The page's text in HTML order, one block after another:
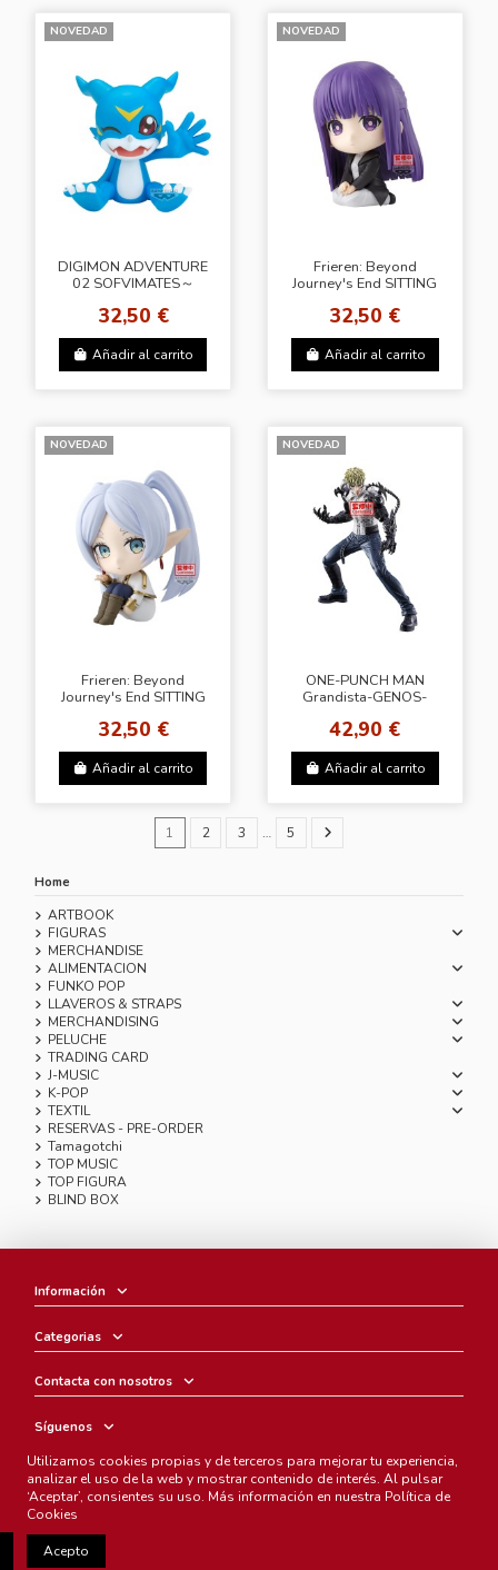
NOVEDAD
DIGIMON ADVENTURE
02 SOFVIMATES～
32,50 €
Añadir al carrito
NOVEDAD
Frieren: Beyond
Journey's End SITTING
32,50 €
Añadir al carrito
NOVEDAD
Frieren: Beyond
Journey's End SITTING
32,50 €
Añadir al carrito
NOVEDAD
ONE-PUNCH MAN
Grandista-GENOS-
42,90 €
Añadir al carrito
1 2 3 … 5
Home
ARTBOOK
FIGURAS
MERCHANDISE
ALIMENTACION
FUNKO POP
LLAVEROS & STRAPS
MERCHANDISING
PELUCHE
TRADING CARD
J-MUSIC
K-POP
TEXTIL
RESERVAS - PRE-ORDER
Tamagotchi
TOP MUSIC
TOP FIGURA
BLIND BOX
Información
Categorias
Contacta con nosotros
Síguenos
Boletín
Chunichi Comics
Utilizamos cookies propias y de terceros para mejorar tu experiencia,
analizar el uso de la web y mostrar contenido de interés. Al pulsar
‘Aceptar’, consientes su uso. Más información en nuestra Política de
Cookies
Acepto